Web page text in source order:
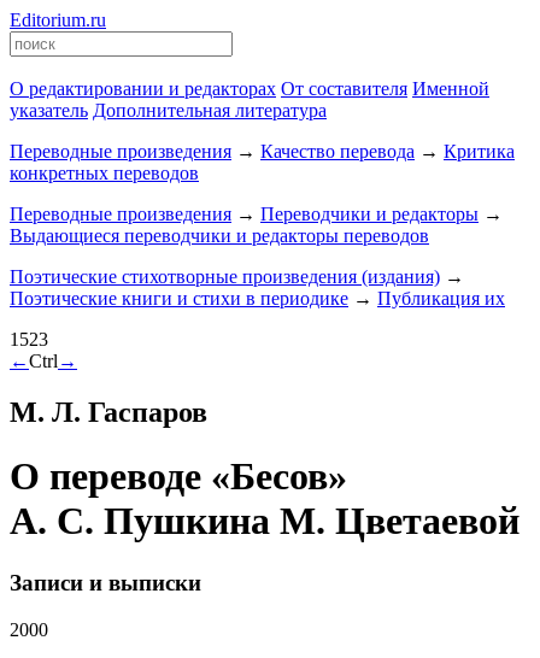
Editorium.ru
О редактировании и редакторах От составителя Именной
указатель Дополнительная литература
Переводные произведения → Качество перевода → Критика
конкретных переводов
Переводные произведения → Переводчики и редакторы →
Выдающиеся переводчики и редакторы переводов
Поэтические стихотворные произведения (издания) →
Поэтические книги и стихи в периодике → Публикация их
1523
←Ctrl →
М. Л. Гаспаров
О переводе «Бесов»
А. С. Пушкина М. Цветаевой
Записи и выписки
2000